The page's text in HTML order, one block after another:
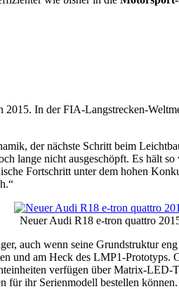
In der FIA-Langstrecken-
der nächste Schritt beim
lange nicht ausgeschöpft. Es hält
Fortschritt unter dem hohen
Neuer Audi R18 e-tron quattro
auch wenn seine Grundstruktur
und am Heck des LMP1-
verfügen über Matrix-
für ihr Serienmodell bestellen können.